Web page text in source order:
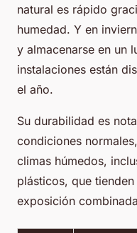
natural es rápido
humedad. Y en
y almacenarse en un
instalaciones están
el año.
Su durabilidad es
condiciones
climas húmedos,
plásticos, que
exposición